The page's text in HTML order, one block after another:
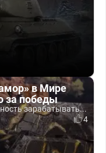
в Мире
за победы
зарабатывать...
4